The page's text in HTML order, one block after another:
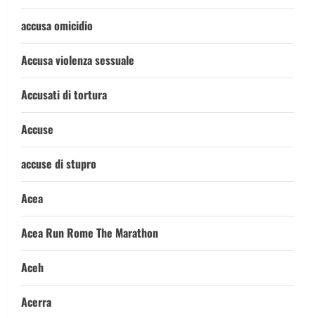
accusa omicidio
Accusa violenza sessuale
Accusati di tortura
Accuse
accuse di stupro
Acea
Acea Run Rome The Marathon
Aceh
Acerra